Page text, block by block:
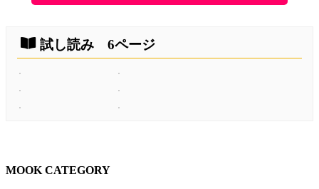
試し読み 6ページ
MOOK CATEGORY